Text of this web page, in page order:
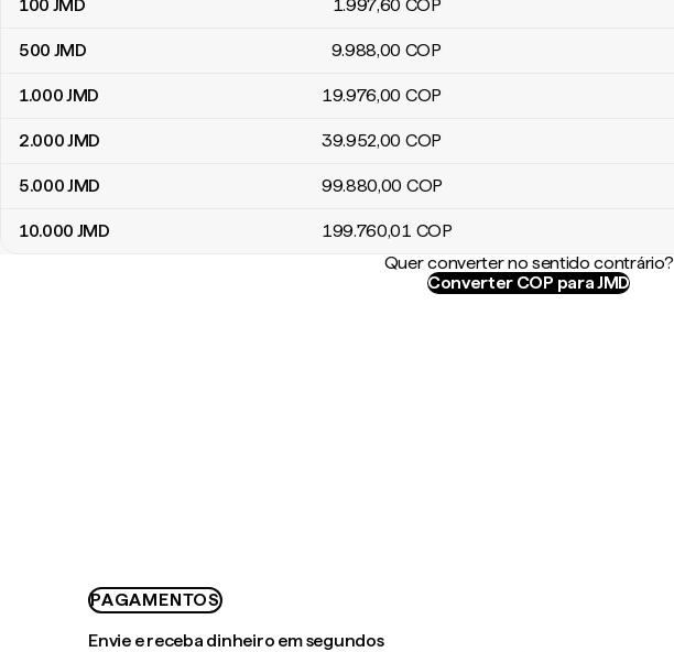
100 JMD 1.997,60 COP
500 JMD 9.988,00 COP
1.000JMD 19.976,00 COP
2.000JMD 39.952,00 COP
5.000JMD 99.880,00 COP
10.000 JMD 199.760,01 COP
Quer converter no sentido contrário?
Converter COP para JMD
PAGAMENTOS
Envie e receba dinheiro em segundos